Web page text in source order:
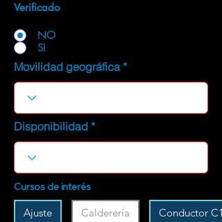
Verificado
NO
SI
Movilidad geográfica
Disponibilidad
Cursos de interés
Ajuste Calderería Conductor C1